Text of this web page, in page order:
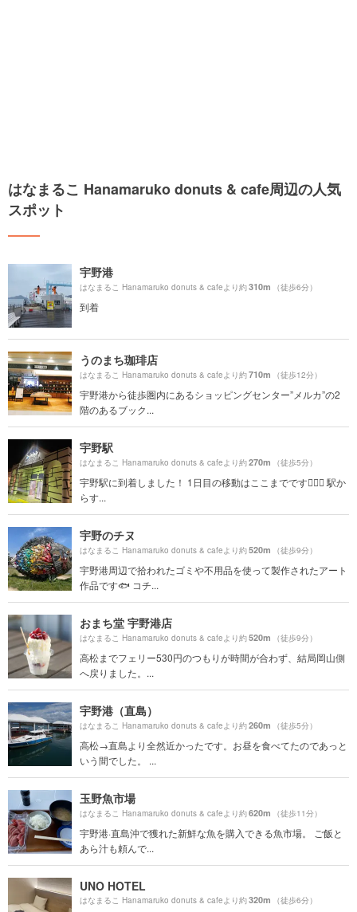
はなまるこ Hanamaruko donuts & cafe周辺の人気
スポット
宇野港
はなまるこ Hanamaruko donuts & cafeより約310m （徒歩6分）
到着
うのまち珈琲店
はなまるこ Hanamaruko donuts & cafeより約710m （徒歩12分）
宇野港から徒歩圏内にあるショッピングセンター”メルカ”の2
階のあるブック...
宇野駅
はなまるこ Hanamaruko donuts & cafeより約270m （徒歩5分）
宇野駅に到着しました！ 1日目の移動はここまでです🙆🏻‍♀️ 駅か
らす...
宇野のチヌ
はなまるこ Hanamaruko donuts & cafeより約520m （徒歩9分）
宇野港周辺で拾われたゴミや不用品を使って製作されたアート
作品です🐟 コチ...
おまち堂 宇野港店
はなまるこ Hanamaruko donuts & cafeより約520m （徒歩9分）
高松までフェリー530円のつもりが時間が合わず、結局岡山側
へ戻りました。...
宇野港（直島）
はなまるこ Hanamaruko donuts & cafeより約260m （徒歩5分）
高松→直島より全然近かったです。お昼を食べてたのであっと
いう間でした。 ...
玉野魚市場
はなまるこ Hanamaruko donuts & cafeより約620m （徒歩11分）
宇野港·直島沖で獲れた新鮮な魚を購入できる魚市場。 ご飯と
あら汁も頼んで...
UNO HOTEL
はなまるこ Hanamaruko donuts & cafeより約320m （徒歩6分）